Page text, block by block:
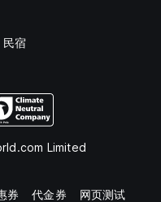
民宿
Limited
券 代金券 网页测试